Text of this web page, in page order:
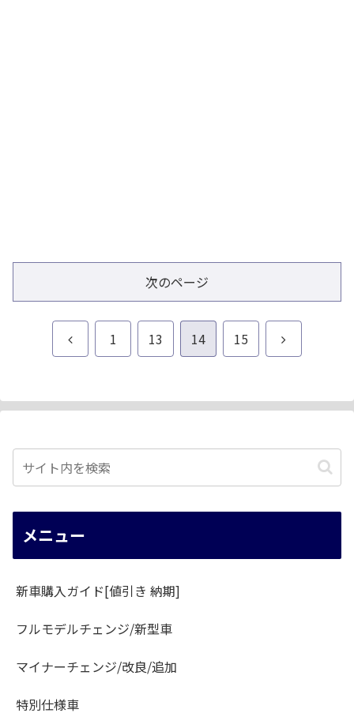
次のページ
前
1 13 14 15
次
メニュー
新車購入ガイド[値引き 納期]
フルモデルチェンジ/新型車
マイナーチェンジ/改良/追加
特別仕様車